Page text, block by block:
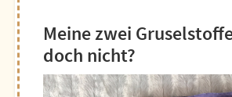
Meine zwei
doch nicht?